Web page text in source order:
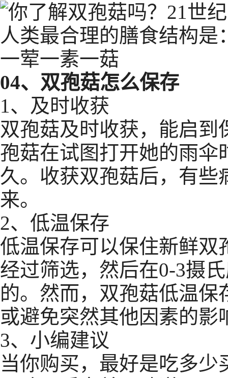
04、双孢菇怎么保存
1、及时收获
双孢菇及时收获，能启
孢菇在试图打开她的雨伞
久。收获双孢菇后，有些
来。
2、低温保存
低温保存可以保住新鲜双
经过筛选，然后在0-3摄
的。然而，双孢菇低温
或避免突然其他因素的影
3、小编建议
当你购买，最好是吃多